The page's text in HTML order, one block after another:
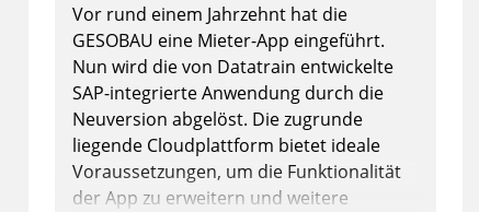
Vor rund einem Jahrzehnt hat die
GESOBAU eine Mieter-App eingeführt.
Nun wird die von Datatrain entwickelte
SAP-integrierte Anwendung durch die
Neuversion abgelöst. Die zugrunde
liegende Cloudplattform bietet ideale
Voraussetzungen, um die Funktionalität
der App zu erweitern und weitere